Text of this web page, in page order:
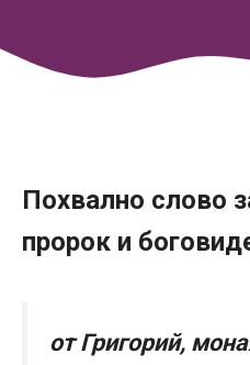
Похвално слово
пророк и
от Григорий,